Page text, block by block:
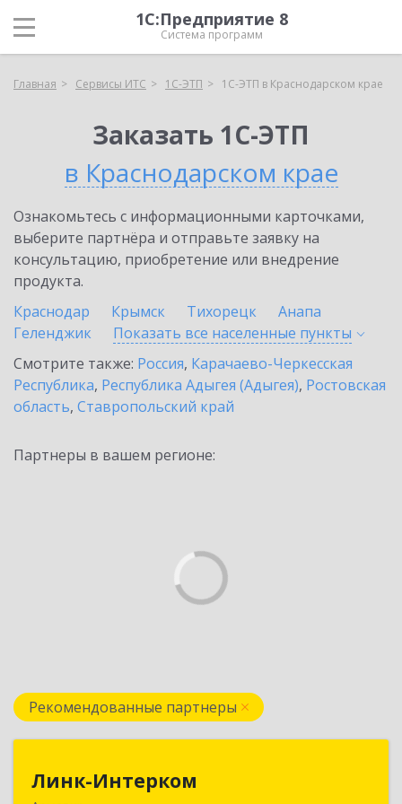
1С:Предприятие 8
Система программ
Главная Сервисы ИТС 1С-ЭТП 1С-ЭТП в Краснодарском крае
Заказать 1С-ЭТП
в Краснодарском крае
Ознакомьтесь с информационными карточками,
выберите партнёра и отправьте заявку на
консультацию, приобретение или внедрение
продукта.
Краснодар
Крымск Тихорецк
Анапа
Геленджик
Показать все населенные пункты
Смотрите также: Россия, Карачаево-Черкесская
Республика, Республика Адыгея (Адыгея), Ростовская
область, Ставропольский край
Партнеры в вашем регионе:
Рекомендованные партнеры
Линк-Интерком